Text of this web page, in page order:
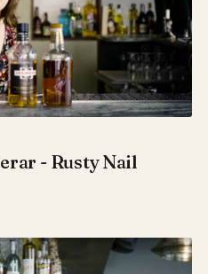
- Rusty Nail